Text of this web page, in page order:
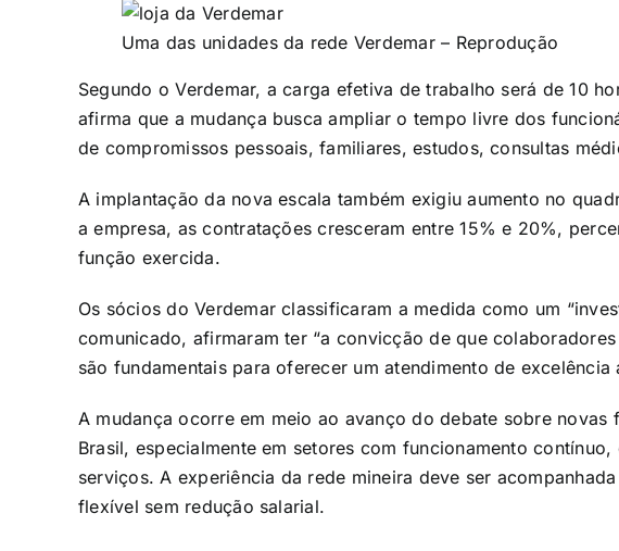
Uma das unidades da rede Verdemar – Reprodução
Segundo o Verdemar, a carga efetiva de trabalho será de 10
afirma que a mudança busca ampliar o tempo livre dos
de compromissos pessoais, familiares, estudos, consultas
A implantação da nova escala também exigiu aumento no
a empresa, as contratações cresceram entre 15% e 20%,
função exercida.
Os sócios do Verdemar classificaram a medida como um
comunicado, afirmaram ter “a convicção de que
são fundamentais para oferecer um atendimento de excelência
A mudança ocorre em meio ao avanço do debate sobre novas
Brasil, especialmente em setores com funcionamento
serviços. A experiência da rede mineira deve ser
flexível sem redução salarial.